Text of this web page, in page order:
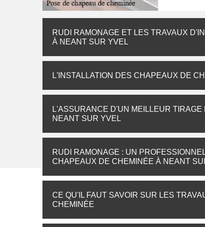
RUDI RAMONAGE ET LES TRAVAUX
À NEANT SUR YVEL
L'INSTALLATION DES CHAPEAUX DE
L'ASSURANCE D'UN MEILLEUR
NEANT SUR YVEL
RUDI RAMONAGE : UN
CHAPEAUX DE CHEMINÉE À NEANT
CE QU'IL FAUT SAVOIR SUR LES
CHEMINÉE